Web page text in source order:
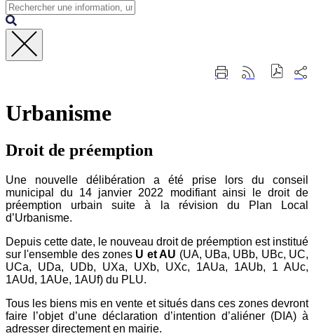
Fermer
ImprimerGénérer
sur
Urbanisme
Droit de préemption
Une nouvelle délibération a été prise lors du conseil
municipal du 14 janvier 2022 modifiant ainsi le droit de
préemption urbain suite à la révision du Plan Local
d’Urbanisme.
Depuis cette date, le nouveau droit de préemption est institué
sur l'ensemble des zones U et AU (UA, UBa, UBb, UBc, UC,
UCa, UDa, UDb, UXa, UXb, UXc, 1AUa, 1AUb, 1 AUc,
1AUd, 1AUe, 1AUf) du PLU.
Tous les biens mis en vente et situés dans ces zones devront
faire l’objet d’une déclaration d’intention d’aliéner (DIA) à
adresser directement en mairie.